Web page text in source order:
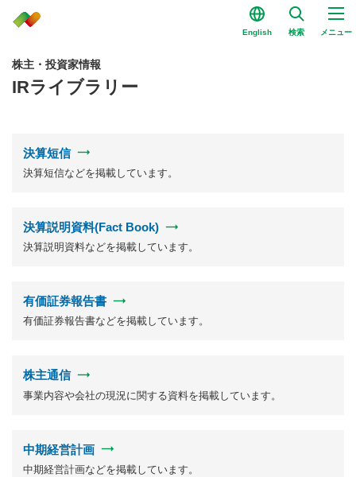
English 検索 メニュー
株主・投資家情報
IRライブラリー
決算短信
決算短信などを掲載しています。
決算説明資料(Fact Book)
決算説明資料などを掲載しています。
有価証券報告書
有価証券報告書などを掲載しています。
株主通信
事業内容や会社の現況に関する資料を掲載しています。
中期経営計画
中期経営計画などを掲載しています。